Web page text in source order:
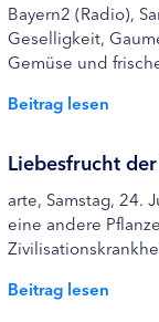
Bayern2 (Radio),
Geselligkeit,
Gemüse und
Beitrag lesen
Liebesfrucht
arte, Samstag, 24.
eine andere
Beitrag lesen